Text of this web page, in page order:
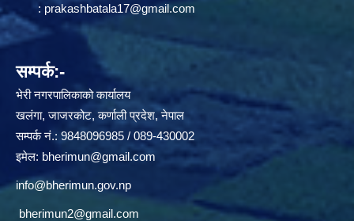
: prakashbatala17@gmail.com
सम्पर्क:-
भेरी नगरपालिकाको कार्यालय
खलंगा, जाजरकोट, कर्णाली प्रदेश, नेपाल
सम्पर्क नं.: 9848096985 / 089-430002
इमेल: bherimun@gmail.com
info@bherimun.gov.np
bherimun2@gmail.com